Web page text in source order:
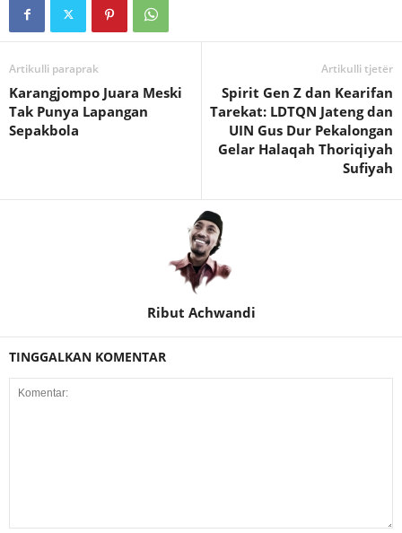
Artikulli paraprak
Karangjompo Juara Meski
Tak Punya Lapangan
Sepakbola
Artikulli tjetër
Spirit Gen Z dan Kearifan
Tarekat: LDTQN Jateng dan
UIN Gus Dur Pekalongan
Gelar Halaqah Thoriqiyah
Sufiyah
Ribut Achwandi
TINGGALKAN KOMENTAR